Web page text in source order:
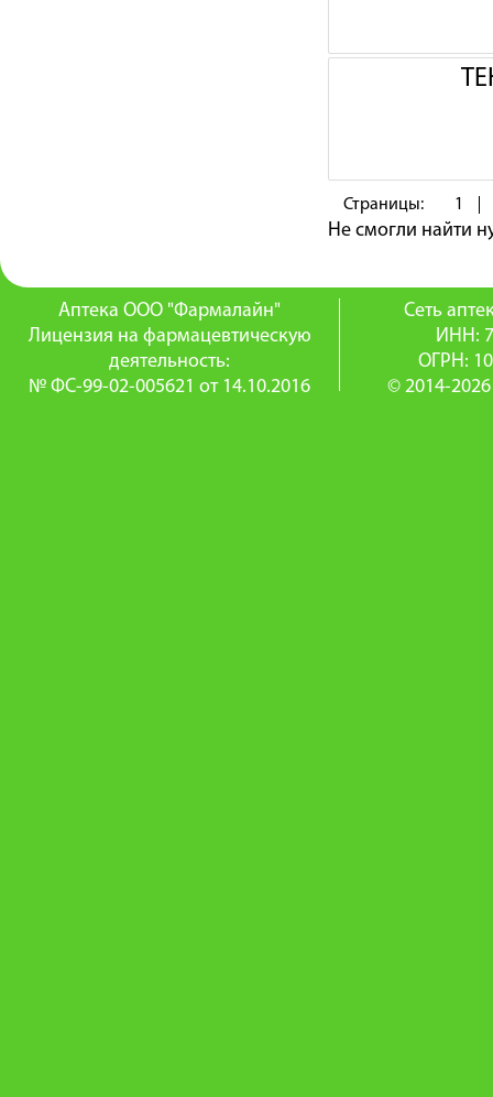
Страницы: 1
Не смогли найти
Аптека ООО "Фармалайн"
Лицензия на фармацевтическую
деятельность:
№ ФС-99-02-005621 от 14.10.2016
Сеть
ИНН:
ОГРН:
© 2014-